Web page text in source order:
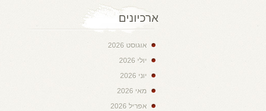
ארכיונים
אוגוסט 2026
יולי 2026
יוני 2026
מאי 2026
אפריל 2026